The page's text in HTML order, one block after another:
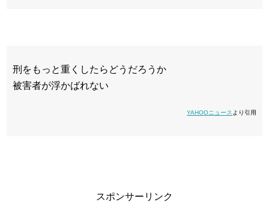
刑をもっと重くしたらどうだろうか
被害者が浮かばれない
YAHOOニュース より引用
スポンサーリンク